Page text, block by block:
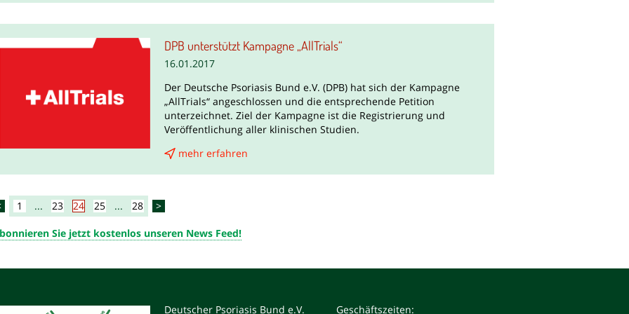
DPB unterstützt Kampagne „AllTrials“
16.01.2017
Der Deutsche Psoriasis Bund e.V. (DPB) hat sich der Kampagne
„AllTrials“ angeschlossen und die entsprechende Petition
unterzeichnet. Ziel der Kampagne ist die Registrierung und
Veröffentlichung aller klinischen Studien.
mehr erfahren
1 ... 23 24 25 ... 28 >
Sie jetzt kostenlos unseren News Feed!
Deutscher Psoriasis Bund e.V. Geschäftszeiten: